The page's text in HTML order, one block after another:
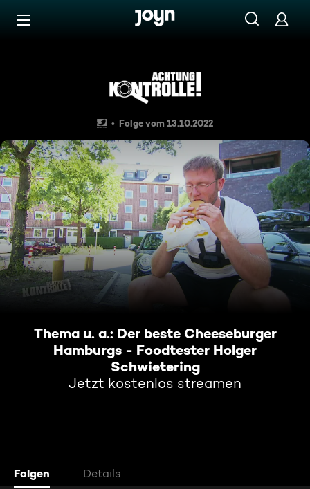
Zum Inhalt springen
Thema u. a.: Der beste
Folge vom 13.10.2022
Thema u. a.: Der beste Cheeseburger
Hamburgs - Foodtester Holger
Schwietering
Jetzt kostenlos streamen
Folgen Details